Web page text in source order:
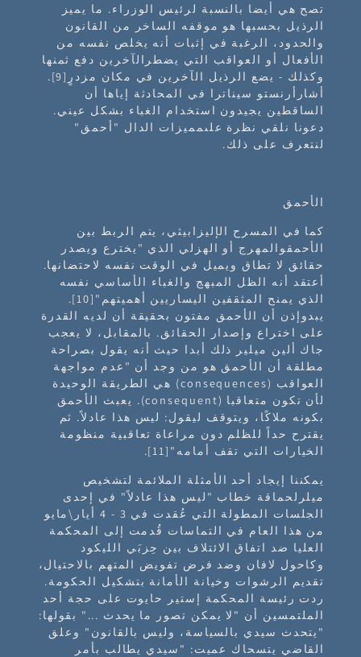
تصح هي أيضا بالنسبة لرئيس الوزراء. ما يميز
الرذيل بحسبها هو موقفه الساخر من القانون
والحدود، الرغبة في إثبات أنه يخلص نفسه من
الأفعال أو العواقب التي يضطرالآخرين دفع ثمنها
وكذلك - يضع الرذيل الآخرين في مكان مزدرٍ[9].
أشارأرنستو سيناترا في المحادثة إياها أن
الساقطين يجيدون استخدام الغباء بشكل عيني.
دعونا نلقي نظرة علىمميزات الدال "أحمق"
لنتعرف على ذلك.
الأحمق
كما في المسرح الإليزابيثي، يتم الربط بين
الأحمقوالمهرج أو الهزلي الذي "يخترع ويصدر
حقائق لا تطاق ويميل في الوقت نفسه لاحتضانها.
أعتقد أنه الظل المبهج والغباء الأساسي نفسه
الذي يمنح المثقفين اليساريين أهميتهم"[10].
يبدوإذن أن الأحمق مفتون بحقيقة أن لديه القدرة
على اختراع وإصدار الحقائق. بالمقابل، لا يعجب
جاك ألين ميلير ذلك أبدا حيث أنه يقول بصراحة
مطلقة أن الأحمق هو من وجد أن "عدم مواجهة
العواقب (consequences) هي الطريقة الوحيدة
لأن تكون متعاقبا (consequent). يعبث الأحمق
بكونه ملاكًا، ويتوقف ليقول: ليس هذا عادلاً. ثم
يقترح حداً للظلم دون مراعاة تعاقبية منظومة
الخيارات التي تقف أمامه" [11]
.
يمكننا إيجاد أحد الأمثلة الملائمة لتشخيص
ميلرلحماقة خطاب "ليس هذا عادلاً" في إحدى
الجلسات المطولة التي عُقدت في 3 - 4 أيار\مايو
من هذا العام في التماسات قُدمت إلى المحكمة
العليا ضد اتفاق الائتلاف بين حِزبَي الليكود
وكاحول لافان وضد فرض تفويض المتهم بالاحتيال،
تقديم الرشوات وخيانة الأمانة بتشكيل الحكومة.
ردت رئيسة المحكمة إستير حايوت على حجة أحد
الملتمسين أن "لا يمكن تصور ما يحدث ..." بقولها:
"يتحدث سيدي بالسياسة، وليس بالقانون" وعلق
القاضي يتسحاك عميت: "سيدي يطالب بأمر